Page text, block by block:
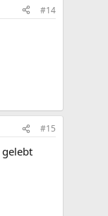
#14
#15